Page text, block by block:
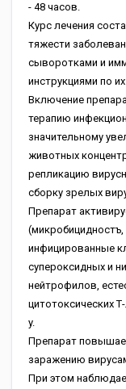
- 48 часов.
Курс лечения
тяжести
сыворотками и
инструкциями по
Включение
терапию
значительному
животных
репликацию
сборку зрелых
Препарат
(микробицидностъ,
инфицированные
супероксидных и
нейтрофилов,
цитотоксических
y.
Препарат
заражению
При этом